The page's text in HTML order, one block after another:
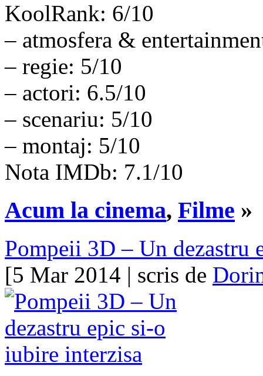
KoolRank: 6/10
– atmosfera &
– regie: 5/10
– actori: 6.5/10
– scenariu: 5/10
– montaj: 5/10
Nota IMDb: 7.1/10
Acum la cinema, Filme »
Pompeii 3D – Un dezastru
[5 Mar 2014 | scris de